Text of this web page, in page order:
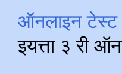
ऑनलाइन टेस्ट
इयत्ता ३ री